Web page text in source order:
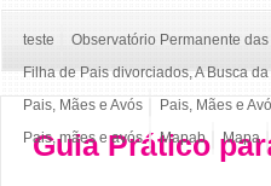
teste
Observatório Permanente
Filha de Pais divorciados, A Busca
Pais, Mães e Avós
Pais, Mães e
Pais, mães e avós
Mapab Mapa
Guia Prático